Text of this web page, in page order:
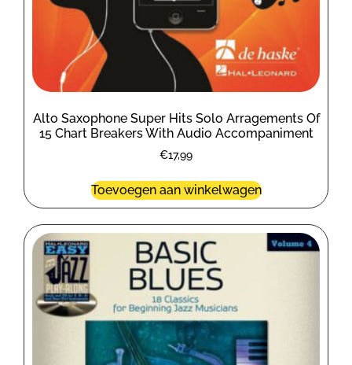
Alto Saxophone Super Hits Solo Arragements Of
15 Chart Breakers With Audio Accompaniment
€17,99
Toevoegen aan winkelwagen